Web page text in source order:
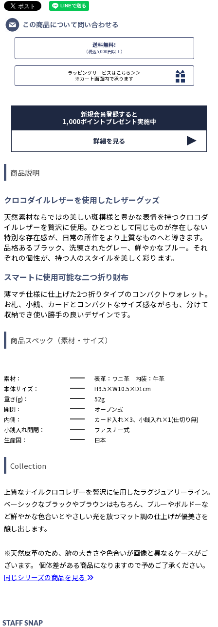
送料無料!
（税込5,000円以上）
ラッピングサービスはこちら＞＞
※カート画面内で承ります
新規会員登録すると
1,000ポイントプレゼント実施中
詳細を見る
商品説明
クロコダイルレザーを使用したレザーグッズ
天然素材ならではの美しい斑模様と豊かな表情を持つクロコダ
イルレザーを贅沢に使用。ひとつとして同じものが存在しない
特別な存在感が、日常の所作をより上質なものへと導きます。
品格あるブラック、洗練されたグレー、鮮やかなブルー。それ
ぞれの個性が、持つ人のスタイルを美しく彩ります。
スマートに使用可能な二つ折り財布
薄マチ仕様に仕上げた2つ折りタイプのコンパクトウォレット。
お札、小銭、カードとコンパクトなサイズ感ながらも、分けて
収納でき使い勝手の良いデザインです。
商品スペック（素材・サイズ）
素材：
表革：ワニ革 内装：牛革
本体サイズ：
H9.5×W10.5×D1cm
重さ(g)：
52g
開閉：
オープン式
内側：
カード入れ×3、小銭入れ×1(仕切り無)
小銭入れ開閉：
ファスナー式
生産国：
日本
Collection
上質なナイルクロコレザーを贅沢に使用したラグジュアリーライン。
ベーシックなブラックやブラウンはもちろん、ブルーやボルドーな
ど鮮やかな色合いとやさしい光を放つマット調の仕上げが優美さを
醸し出します。
※天然皮革のため、腑の大きさや色合いが画像と異なるケースがご
ざいます。 個体差がある商品になりますので予めご了承ください。
同じシリーズの商品を見る
STAFF SNAP